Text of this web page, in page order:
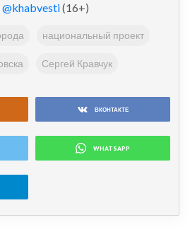
@khabvesti(16+)
национальный проект
Сергей Кравчук
ВКОНТАКТЕ
WHATSAPP